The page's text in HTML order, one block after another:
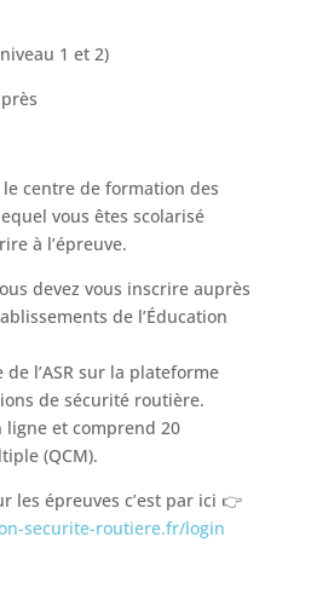
1 et 2)
centre de formation des
vous êtes scolarisé
à l’épreuve.
devez vous inscrire auprès
de l’Éducation
de l’ASR sur la plateforme
de sécurité routière.
ligne et comprend 20
(QCM).
les épreuves c’est par ici 👉
securite-routiere.fr/login